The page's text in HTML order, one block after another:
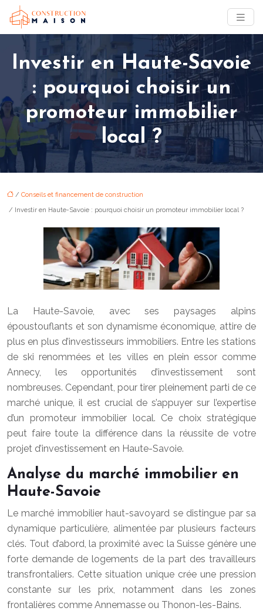
Investir en Haute-Savoie
: pourquoi choisir un
promoteur immobilier
local ?
/ Conseils et financement de construction
/ Investir en Haute-Savoie : pourquoi choisir un promoteur immobilier local ?
La Haute-Savoie, avec ses paysages alpins
époustouflants et son dynamisme économique, attire de
plus en plus d’investisseurs immobiliers. Entre les stations
de ski renommées et les villes en plein essor comme
Annecy, les opportunités d’investissement sont
nombreuses. Cependant, pour tirer pleinement parti de ce
marché unique, il est crucial de s’appuyer sur l’expertise
d’un promoteur immobilier local. Ce choix stratégique
peut faire toute la différence dans la réussite de votre
projet d’investissement en Haute-Savoie.
Analyse du marché immobilier en
Haute-Savoie
Le marché immobilier haut-savoyard se distingue par sa
dynamique particulière, alimentée par plusieurs facteurs
clés. Tout d’abord, la proximité avec la Suisse génère une
forte demande de logements de la part des travailleurs
transfrontaliers. Cette situation unique crée une pression
constante sur les prix, notamment dans les zones
frontalières comme Annemasse ou Thonon-les-Bains.